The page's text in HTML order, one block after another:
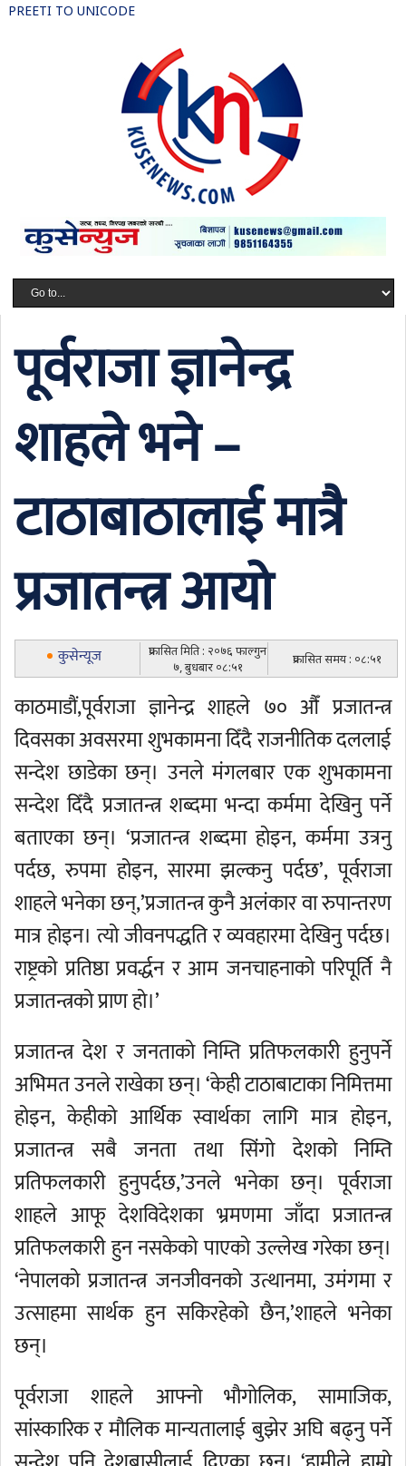
PREETI TO UNICODE
पूर्वराजा ज्ञानेन्द्र
शाहले भने –
टाठाबाठालाई मात्रै
प्रजातन्त्र आयो
कुसेन्यूज
प्रकासित मिति : २०७६ फाल्गुन
७, बुधबार ०८:५१
प्रकासित समय : ०८:५१
काठमाडौं,पूर्वराजा ज्ञानेन्द्र शाहले ७० औँ प्रजातन्त्र
दिवसका अवसरमा शुभकामना दिँदै राजनीतिक दललाई
सन्देश छाडेका छन्। उनले मंगलबार एक शुभकामना
सन्देश दिँदै प्रजातन्त्र शब्दमा भन्दा कर्ममा देखिनु पर्ने
बताएका छन्। ‘प्रजातन्त्र शब्दमा होइन, कर्ममा उत्रनु
पर्दछ, रुपमा होइन, सारमा झल्कनु पर्दछ’, पूर्वराजा
शाहले भनेका छन्,’प्रजातन्त्र कुनै अलंकार वा रुपान्तरण
मात्र होइन। त्यो जीवनपद्धति र व्यवहारमा देखिनु पर्दछ।
राष्ट्रको प्रतिष्ठा प्रवर्द्धन र आम जनचाहनाको परिपूर्ति नै
प्रजातन्त्रको प्राण हो।’
प्रजातन्त्र देश र जनताको निम्ति प्रतिफलकारी हुनुपर्ने
अभिमत उनले राखेका छन्। ‘केही टाठाबाटाका निमित्तमा
होइन, केहीको आर्थिक स्वार्थका लागि मात्र होइन,
प्रजातन्त्र सबै जनता तथा सिंगो देशको निम्ति
प्रतिफलकारी हुनुपर्दछ,’उनले भनेका छन्। पूर्वराजा
शाहले आफू देशविदेशका भ्रमणमा जाँदा प्रजातन्त्र
प्रतिफलकारी हुन नसकेको पाएको उल्लेख गरेका छन्।
‘नेपालको प्रजातन्त्र जनजीवनको उत्थानमा, उमंगमा र
उत्साहमा सार्थक हुन सकिरहेको छैन,’शाहले भनेका
छन्।
पूर्वराजा शाहले आफ्नो भौगोलिक, सामाजिक,
सांस्कारिक र मौलिक मान्यतालाई बुझेर अघि बढ्नु पर्ने